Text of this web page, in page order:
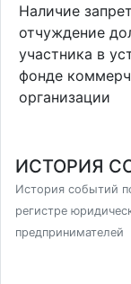
Наличие
отчуждение
участника в
фонде
организации
ИСТОРИЯ
История событий
регистре
предпринимателей